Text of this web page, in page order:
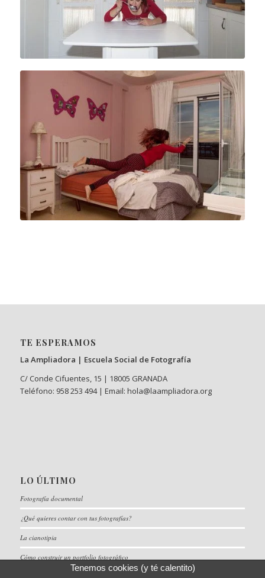
TE ESPERAMOS
La Ampliadora | Escuela Social de Fotografía
C/ Conde Cifuentes, 15 | 18005 GRANADA
Teléfono: 958 253 494 | Email: hola@laampliadora.org
LO ÚLTIMO
Fotografía documental
¿Qué quieres contar con tus fotografías?
La cianotipia
Cómo construir un portfolio fotográfico
Tenemos cookies (y té calentito)